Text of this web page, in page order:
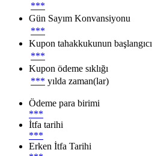
***
Gün Sayım Konvansiyonu
***
Kupon tahakkukunun başlangıcı
***
Kupon ödeme sıklığı
*** yılda zaman(lar)
Ödeme para birimi
***
İtfa tarihi
***
Erken İtfa Tarihi